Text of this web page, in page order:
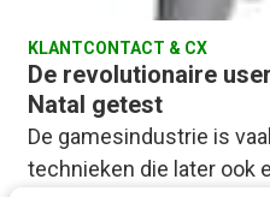
KLANTCONTACT & CX
De revolutionaire
Natal getest
De gamesindustrie is
technieken die later ook